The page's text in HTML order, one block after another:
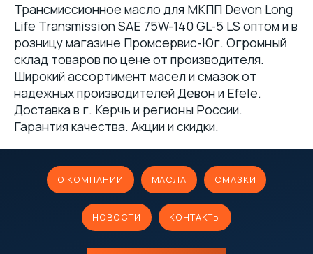
Трансмиссионное масло для МКПП Devon Long
Life Transmission SAE 75W-140 GL-5 LS оптом и в
розницу магазине Промсервис-Юг. Огромный
склад товаров по цене от производителя.
Широкий ассортимент масел и смазок от
надежных производителей Девон и Efele.
Доставка в г. Керчь и регионы России.
Гарантия качества. Акции и скидки.
О КОМПАНИИ МАСЛА СМАЗКИ
НОВОСТИ КОНТАКТЫ